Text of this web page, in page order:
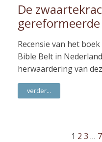
De
Recensie van het
Bible Belt in
herwaardering van
verder...
1 2 3 …